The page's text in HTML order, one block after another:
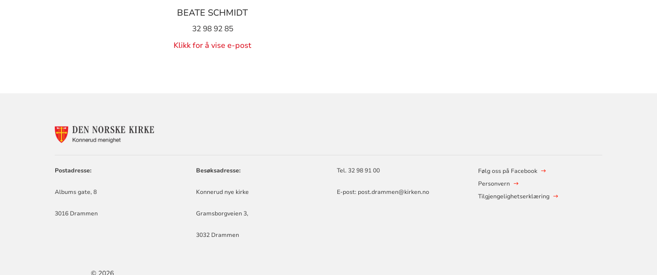
BEATE SCHMIDT
32 98 92 85
Klikk for å vise e-post
Postadresse:
Albums gate, 8
3016 Drammen
Besøksadresse:
Konnerud nye kirke
Gramsborgveien 3,
3032 Drammen
Tel. 32 98 91 00
E-post: post.drammen@kirken.no
Følg oss på Facebook
Personvern
Tilgjengelighetserklæring